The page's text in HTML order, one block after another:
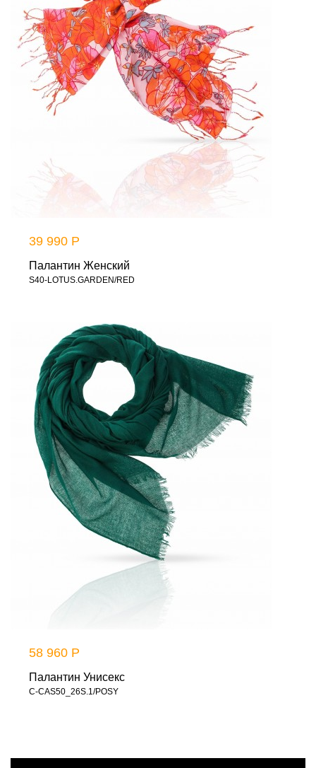
39 990 Р
Палантин Женский
S40-LOTUS.GARDEN/RED
58 960 Р
Палантин Унисекс
C-CAS50_26S.1/POSY